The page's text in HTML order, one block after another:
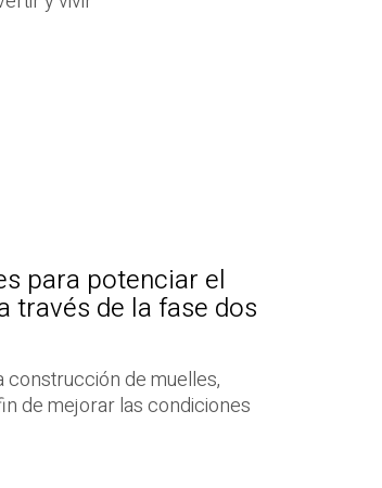
para potenciar el
través de la fase dos
construcción de muelles,
de mejorar las condiciones